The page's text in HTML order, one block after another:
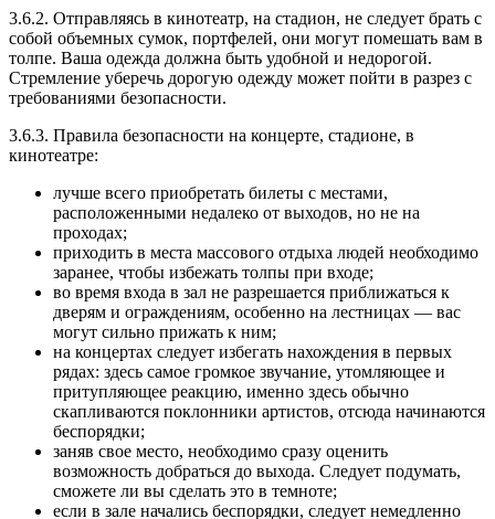
3.6.2. Отправляясь в кинотеатр, на стадион, не следует брать с
собой объемных сумок, портфелей, они могут помешать вам в
толпе. Ваша одежда должна быть удобной и недорогой.
Стремление уберечь дорогую одежду может пойти в разрез с
требованиями безопасности.
3.6.3. Правила безопасности на концерте, стадионе, в
кинотеатре:
лучше всего приобретать билеты с местами,
расположенными недалеко от выходов, но не на
проходах;
приходить в места массового отдыха людей необходимо
заранее, чтобы избежать толпы при входе;
во время входа в зал не разрешается приближаться к
дверям и ограждениям, особенно на лестницах — вас
могут сильно прижать к ним;
на концертах следует избегать нахождения в первых
рядах: здесь самое громкое звучание, утомляющее и
притупляющее реакцию, именно здесь обычно
скапливаются поклонники артистов, отсюда начинаются
беспорядки;
заняв свое место, необходимо сразу оценить
возможность добраться до выхода. Следует подумать,
сможете ли вы сделать это в темноте;
если в зале начались беспорядки, следует немедленно